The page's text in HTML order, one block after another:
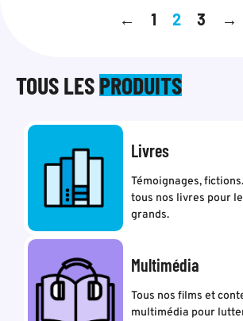
← 1 2 3 →
TOUS LESPRODUITS
Livres
Témoignages,
tous nos livres pour
grands.
Multimédia
Tous nos films et
multimédia pour